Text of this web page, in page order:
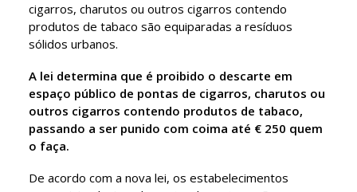
cigarros, charutos ou outros cigarros contendo
produtos de tabaco são equiparadas a resíduos
sólidos urbanos.
A lei determina que é proibido o descarte em
espaço público de pontas de cigarros, charutos ou
outros cigarros contendo produtos de tabaco,
passando a ser punido com coima até € 250 quem
o faça.
De acordo com a nova lei, os estabelecimentos